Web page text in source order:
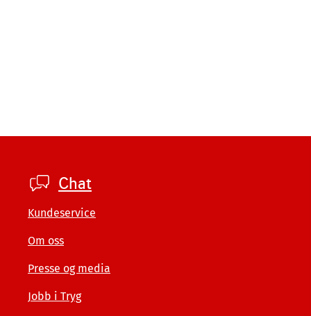
Footer
private
Chat
Kundeservice
Om oss
Presse og media
Jobb i Tryg